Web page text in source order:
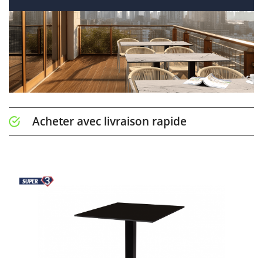
Acheter avec livraison rapide